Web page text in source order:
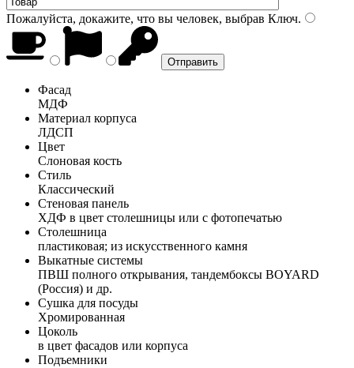
Пожалуйста, докажите, что вы человек, выбрав Ключ.
Фасад
МДФ
Материал корпуса
ЛДСП
Цвет
Слоновая кость
Стиль
Классический
Стеновая панель
ХДФ в цвет столешницы или с фотопечатью
Столешница
пластиковая; из искусственного камня
Выкатные системы
ПВШ полного открывания, тандембоксы BOYARD
(Россия) и др.
Сушка для посуды
Хромированная
Цоколь
в цвет фасадов или корпуса
Подъемники